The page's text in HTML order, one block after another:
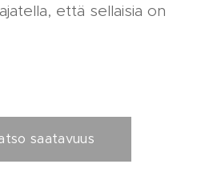
että sellaisia on
saatavuus